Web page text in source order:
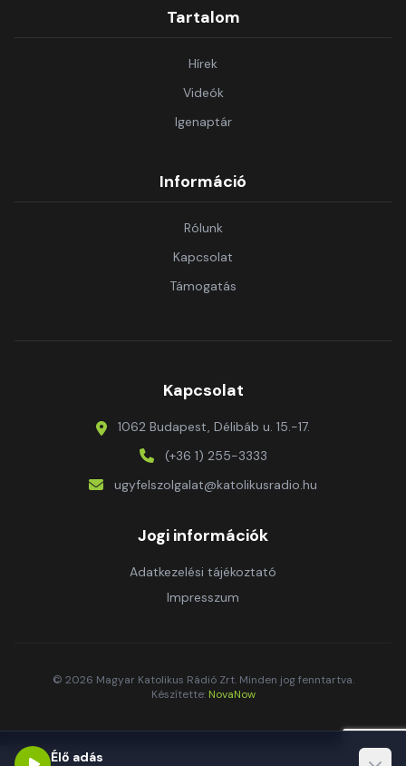
Tartalom
Hírek
Videók
Igenaptár
Információ
Rólunk
Kapcsolat
Támogatás
Kapcsolat
1062 Budapest, Délibáb u. 15.-17.
(+36 1) 255-3333
ugyfelszolgalat@katolikusradio.hu
Jogi információk
Adatkezelési tájékoztató
Impresszum
© 2026 Magyar Katolikus Rádió Zrt. Minden jog fenntartva.
Készítette: NovaNow
Élő adás